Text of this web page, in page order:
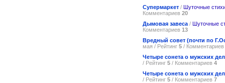
Супермаркет / Шуточные
Комментариев 20
Дымовая завеса / Шуточные
Комментариев 13
Вредный совет (почти по
мая / Рейтинг 5 / Комментариев
Четыре сонета о мужских
/ Рейтинг 5 / Комментариев 4
Четыре сонета о мужских
/ Рейтинг 5 / Комментариев 7